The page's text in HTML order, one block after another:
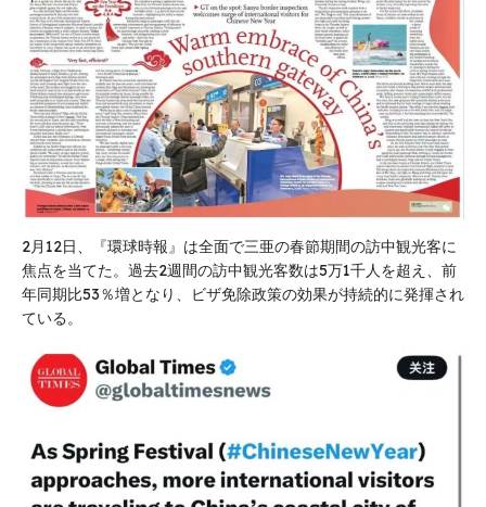
2月12日、『環球時報』は全面で三亜の春節期間の訪中観光客に
焦点を当てた。過去2週間の訪中観光客数は5万1千人を超え、前
年同期比53％増となり、ビザ免除政策の効果が持続的に発揮され
ている。